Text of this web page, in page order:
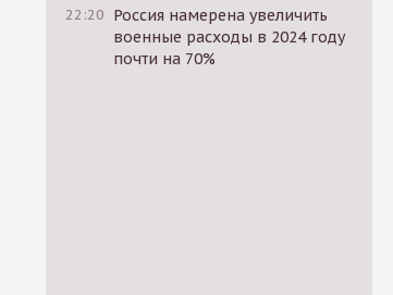
22:20 Россия намерена увеличить
военные расходы в 2024 году
почти на 70%